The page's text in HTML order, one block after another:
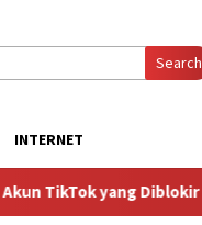
Search
INTERNET
TikTok yang Diblokir